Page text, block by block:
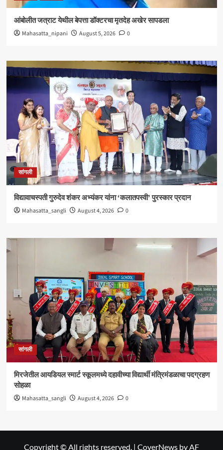
आंबोलीत जत्राट येथील बेपत्ता डॉक्टरचा मृतदेह अखेर सापडला
Mahasatta_nipani August 5, 2026 0
सांगली
विद्यावाचस्पती गुरुदेव शंकर अभ्यंकर यांना ‘कलातपस्वी’ पुरस्कार प्रदान
Mahasatta_sangli August 4, 2026 0
सांगली
मिरजेतील आयडियल स्मार्ट स्कूलमध्ये दहावीच्या विद्यार्थी मंत्रिमंडळाचा पदग्रहण
सोहळा
Mahasatta_sangli August 4, 2026 0
Copyright © All rights reserved. | CoverNews by AF